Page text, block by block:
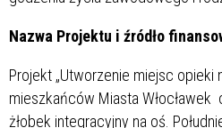
Nazwa Projektu i źródło
Projekt „Utworzenie miejsc opieki
mieszkańców Miasta
żłobek integracyjny na oś.